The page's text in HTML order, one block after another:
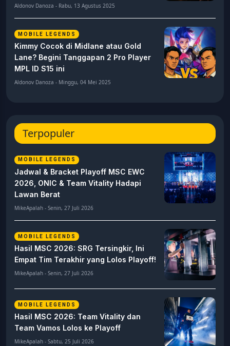
Aldonov Danoza - Rabu, 13 Agustus 2025
MOBILE LEGENDS
Kimmy Cocok di Midlane atau Gold
Lane? Begini Tanggapan 2 Pro Player
MPL ID S15 ini
Aldonov Danoza - Minggu, 04 Mei 2025
Terpopuler
MOBILE LEGENDS
Jadwal & Bracket Playoff MSC EWC
2026, ONIC & Team Vitality Hadapi
Lawan Berat
MikeApalah - Senin, 27 Juli 2026
MOBILE LEGENDS
Hasil MSC 2026: SRG Tersingkir, Ini
Empat Tim Terakhir yang Lolos Playoff!
MikeApalah - Senin, 27 Juli 2026
MOBILE LEGENDS
Hasil MSC 2026: Team Vitality dan
Team Vamos Lolos ke Playoff
MikeApalah - Sabtu, 25 Juli 2026